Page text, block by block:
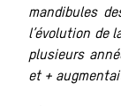
mandibules
l’évolution de
plusieurs
et +